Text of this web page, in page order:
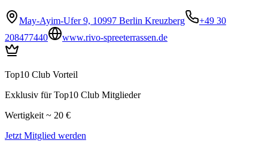
May-Ayim-Ufer 9, 10997 Berlin Kreuzberg
+49 30
208477440
www.rivo-spreeterrassen.de
Top10 Club Vorteil
Exklusiv für Top10 Club Mitglieder
Wertigkeit ~ 20 €
Jetzt Mitglied werden